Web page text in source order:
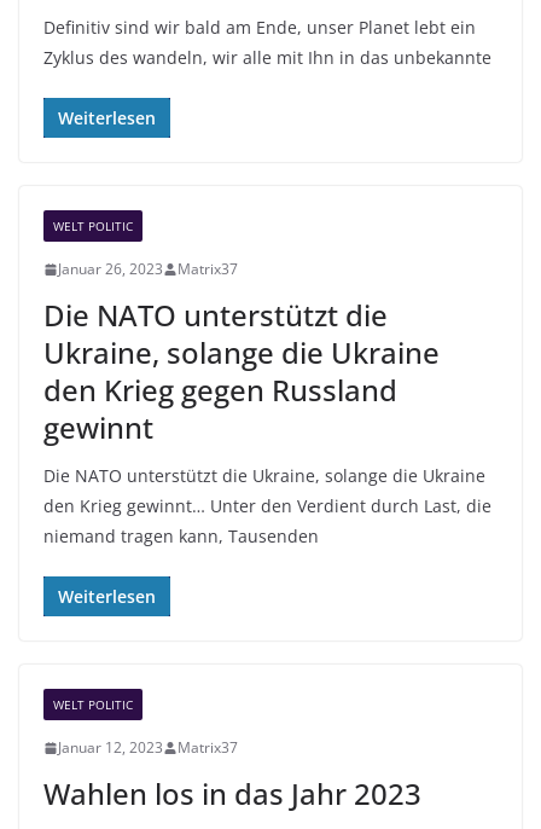
Definitiv sind wir bald am Ende, unser Planet lebt ein
Zyklus des wandeln, wir alle mit Ihn in das unbekannte
Weiterlesen
WELT POLITIC
Januar 26, 2023 Matrix37
Die NATO unterstützt die
Ukraine, solange die Ukraine
den Krieg gegen Russland
gewinnt
Die NATO unterstützt die Ukraine, solange die Ukraine
den Krieg gewinnt… Unter den Verdient durch Last, die
niemand tragen kann, Tausenden
Weiterlesen
WELT POLITIC
Januar 12, 2023 Matrix37
Wahlen los in das Jahr 2023